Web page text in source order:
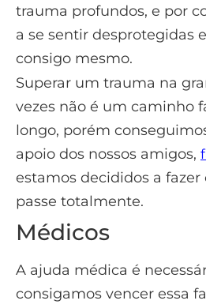
trauma profundos, e por
a se sentir desprotegidas
consigo mesmo.
Superar um trauma na
vezes não é um caminho
longo, porém
apoio dos nossos amigos,
estamos decididos a fazer
passe totalmente.
Médicos
A ajuda médica é
consigamos vencer essa